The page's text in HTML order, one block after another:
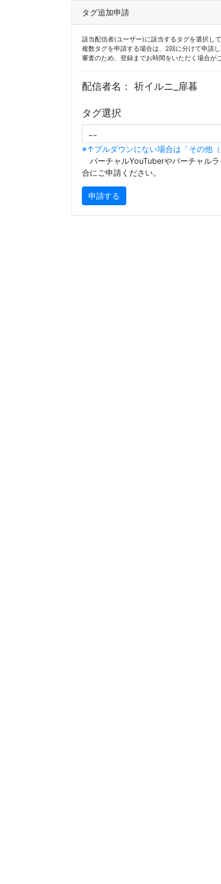
タグ追加申請
該当配信者(ユーザー)に該当するタグを選択し
複数タグを申請する場合は、2回に分けて申請
審査のため、登録までお時間をいただく場合が
配信者名： 祈イルニ_扉暮
タグ選択
※↑プルダウンにない場合は「その他
バーチャルYouTuberやバーチャル
合にご申請ください。
申請する